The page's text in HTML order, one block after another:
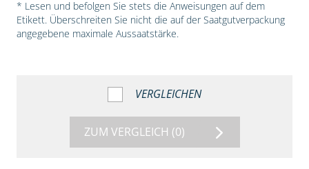
* Lesen und befolgen Sie stets die Anweisungen auf dem
Etikett. Überschreiten Sie nicht die auf der Saatgutverpackung
angegebene maximale Aussaatstärke.
VERGLEICHEN
ZUM VERGLEICH (0)